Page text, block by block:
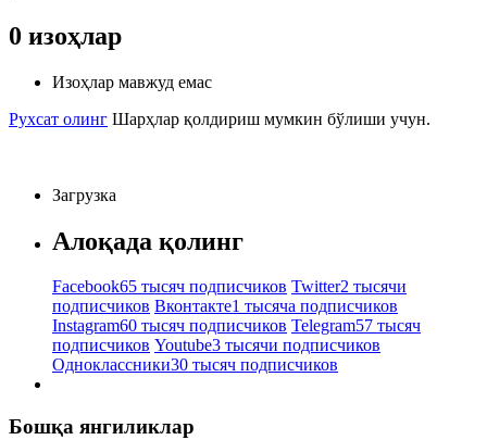
0 изоҳлар
Изоҳлар мавжуд емас
Рухсат олинг Шарҳлар қолдириш мумкин бўлиши учун.
Загрузка
Алоқада қолинг
Facebook65 тысяч подписчиков Twitter2 тысячи
подписчиков Вконтакте1 тысяча подписчиков
Instagram60 тысяч подписчиков Telegram57 тысяч
подписчиков Youtube3 тысячи подписчиков
Одноклассники30 тысяч подписчиков
Бошқа янгиликлар